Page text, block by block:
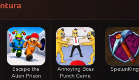
Escape the
Alien Prison
Annoying Boss
Punch Game
SpelunKing